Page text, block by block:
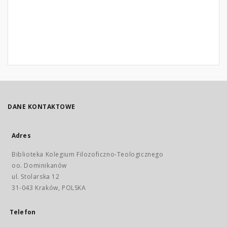
DANE KONTAKTOWE
Adres
Biblioteka Kolegium Filozoficzno-Teologicznego
oo. Dominikanów
ul. Stolarska 12
31-043 Kraków, POLSKA
Telefon